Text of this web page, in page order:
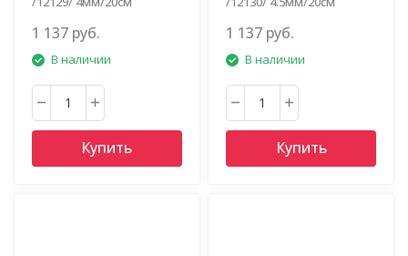
1 137 руб.
В наличии
Купить
1 137 руб.
В наличии
Купить